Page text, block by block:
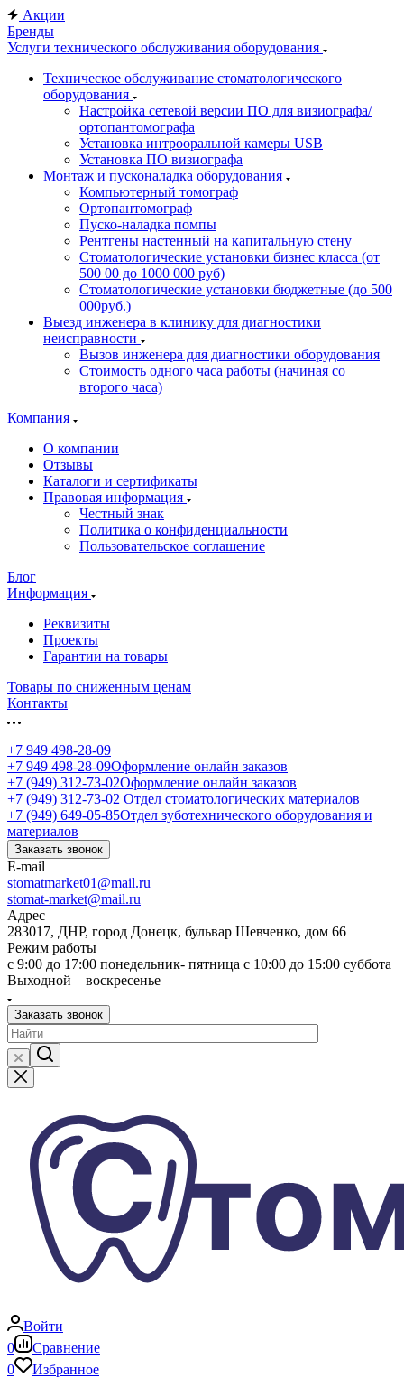
Акции
Бренды
Услуги технического обслуживания оборудования
Техническое обслуживание стоматологического
оборудования
Настройка сетевой версии ПО для визиографа/
ортопантомографа
Установка интрооральной камеры USB
Установка ПО визиографа
Монтаж и пусконаладка оборудования
Компьютерный томограф
Ортопантомограф
Пуско-наладка помпы
Рентгены настенный на капитальную стену
Стоматологические установки бизнес класса (от
500 00 до 1000 000 руб)
Стоматологические установки бюджетные (до 500
000руб.)
Выезд инженера в клинику для диагностики
неисправности
Вызов инженера для диагностики оборудования
Стоимость одного часа работы (начиная со
второго часа)
Компания
О компании
Отзывы
Каталоги и сертификаты
Правовая информация
Честный знак
Политика о конфиденциальности
Пользовательское соглашение
Блог
Информация
Реквизиты
Проекты
Гарантии на товары
Товары по сниженным ценам
Контакты
+7 949 498-28-09
+7 949 498-28-09Оформление онлайн заказов
+7 (949) 312-73-02Оформление онлайн заказов
+7 (949) 312-73-02 Отдел стоматологических материалов
+7 (949) 649-05-85Отдел зуботехнического оборудования и
материалов
Заказать звонок
E-mail
stomatmarket01@mail.ru
stomat-market@mail.ru
Адрес
283017, ДНР, город Донецк, бульвар Шевченко, дом 66
Режим работы
с 9:00 до 17:00 понедельник- пятница с 10:00 до 15:00 суббота
Выходной – воскресенье
Заказать звонок
Войти
0
Сравнение
0
Избранное